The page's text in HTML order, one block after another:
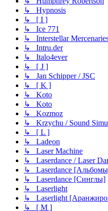
↳ Hypnosis
↳ [ I ]
↳ Ice 771
↳ Interstellar
↳ Intru.der
↳ Italo4ever
↳ [ J ]
↳ Jan Schipper / JSC
↳ [ K ]
↳ Koto
↳ Koto
↳ Kozmoz
↳ Krzychu / Sound
↳ [ L ]
↳ Ladeon
↳ Laser Machine
↳ Laserdance / Laser
↳ Laserdance
↳ Laserdance [Синглы]
↳ Laserlight
↳ Laserlight
↳ [ M ]